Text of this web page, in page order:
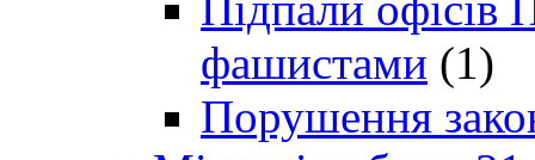
фашистами (1)
Порушення